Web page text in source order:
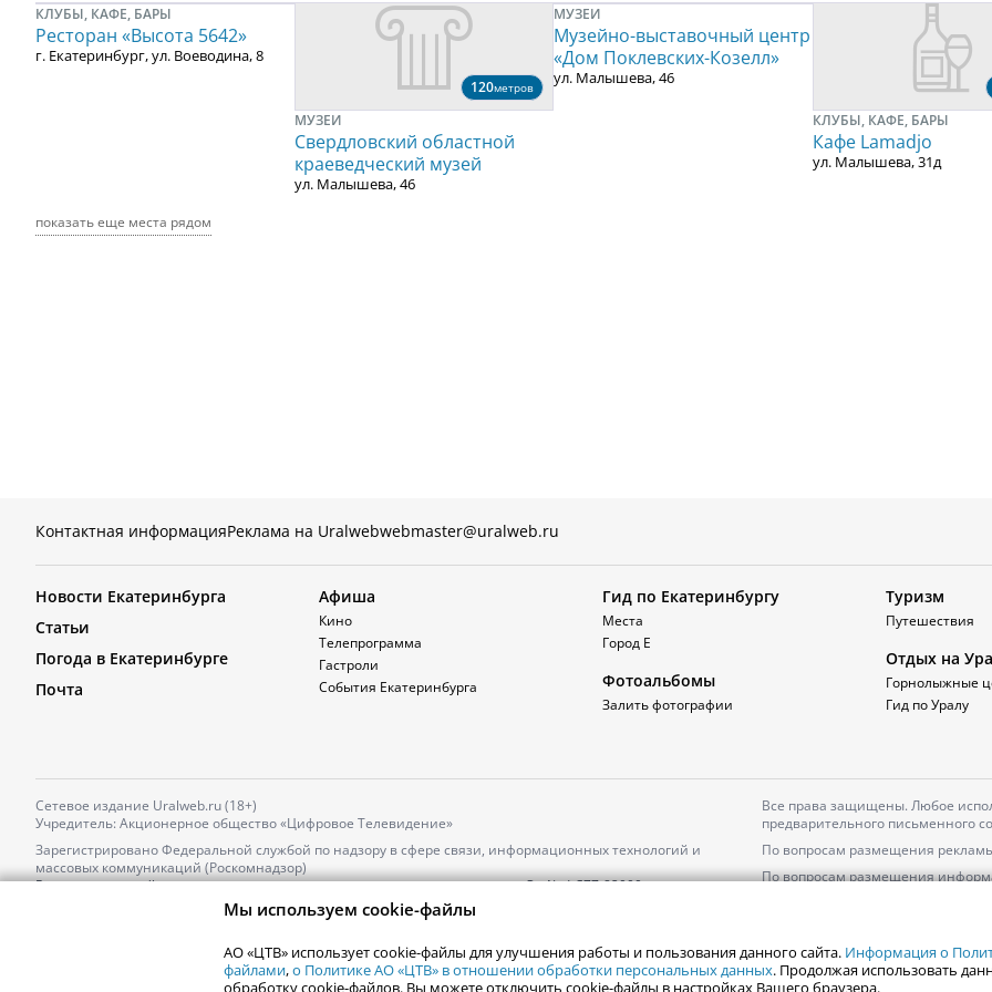
КЛУБЫ, КАФЕ, БАРЫ
Ресторан «Высота 5642»
г. Екатеринбург, ул. Воеводина, 8
120метров
МУЗЕИ
Свердловский областной
краеведческий музей
ул. Малышева, 46
МУЗЕИ
Музейно-выставочный центр
«Дом Поклевских-Козелл»
ул. Малышева, 46
КЛУБЫ, КАФЕ, БАРЫ
Кафе Lamadjo
ул. Малышева, 31д
показать еще места рядом
Контактная информацияРеклама на Uralwebwebmaster@uralweb.ru
Новости Екатеринбурга
Статьи
Погода в Екатеринбурге
Почта
Афиша
Кино
Телепрограмма
Гастроли
События Екатеринбурга
Гид по Екатеринбургу
Места
Город Е
Фотоальбомы
Залить фотографии
Туризм
Путешествия
Отдых на
Горнолыжные
Гид по Уралу
Сетевое издание Uralweb.ru (18+)
Учредитель: Акционерное общество «Цифровое Телевидение»
Зарегистрировано Федеральной службой по надзору в сфере связи, информационных технологий и
массовых коммуникаций (Роскомнадзор)
Регистрационный номер и дата принятия решения о регистрации: серияЭл № ФС77-82000
+7 (912) 244-87-87,
Электронный адрес редакции:news@uralweb.ru
Все права защищены. Любое
предварительного письменного
По вопросам размещения
По вопросам размещения
Мы используем cookie-файлы
АО «ЦТВ» использует cookie-файлы для улучшения работы и пользования данного сайта. Информация о
файлами,о Политике АО «ЦТВ» в отношении обработки персональных данных. Продолжая использовать
обработку cookie-файлов. Вы можете отключить cookie-файлы в настройках Вашего браузера.